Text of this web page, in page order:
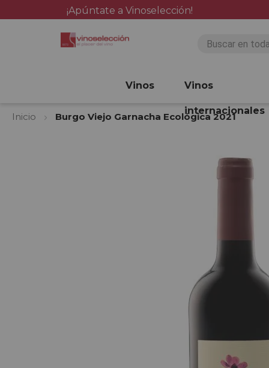
¡Apúntate a Vinoselección!
Vinos Vinos
internacionales
Inicio
Burgo Viejo Garnacha Ecológica 2021